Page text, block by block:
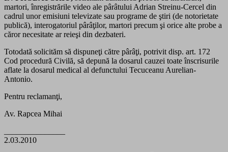
martori, înregistrările video ale pârâtului Adrian Streinu-Cercel din
cadrul unor emisiuni televizate sau programe de ştiri (de notorietate
publică), interogatoriul pârâţilor, martori precum şi orice alte probe a
căror necesitate ar reieşi din dezbateri.
Totodată solicităm să dispuneţi către pârâţi, potrivit disp. art. 172
Cod procedură Civilă, să depună la dosarul cauzei toate înscrisurile
aflate la dosarul medical al defunctului Tecuceanu Aurelian-
Antonio.
Pentru reclamanţi,
Av. Rapcea Mihai
2.03.2010